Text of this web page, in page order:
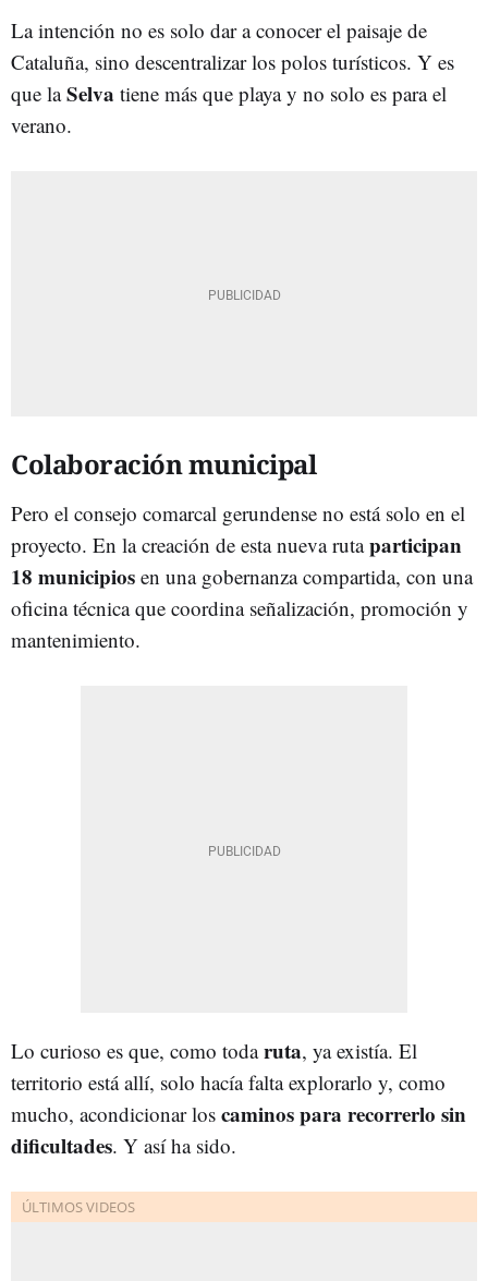
La intención no es solo dar a conocer el paisaje de
Cataluña, sino descentralizar los polos turísticos. Y es
que laSelva tiene más que playa y no solo es para el
verano.
Colaboración municipal
Pero el consejo comarcal gerundense no está solo en el
proyecto. En la creación de esta nueva rutaparticipan
18 municipios en una gobernanza compartida, con una
oficina técnica que coordina señalización, promoción y
mantenimiento.
Lo curioso es que, como todaruta, ya existía. El
territorio está allí, solo hacía falta explorarlo y, como
mucho, acondicionar los caminos para recorrerlo sin
dificultades. Y así ha sido.